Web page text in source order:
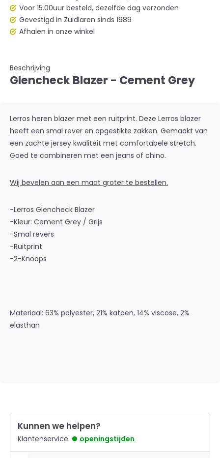
Voor 15.00uur besteld, dezelfde dag verzonden
Gevestigd in Zuidlaren sinds 1989
Afhalen in onze winkel
Beschrijving
Glencheck Blazer - Cement Grey
Lerros heren blazer met een ruitprint. Deze Lerros blazer
heeft een smal rever en opgestikte zakken. Gemaakt van
een zachte jersey kwaliteit met comfortabele stretch.
Goed te combineren met een jeans of chino.
Wij bevelen aan een maat groter te bestellen.
-Lerros Glencheck Blazer
-Kleur: Cement Grey / Grijs
-Smal revers
-Ruitprint
-2-Knoops
Materiaal: 63% polyester, 21% katoen, 14% viscose, 2%
elasthan
Kunnen we helpen?
Klantenservice: openingstijden